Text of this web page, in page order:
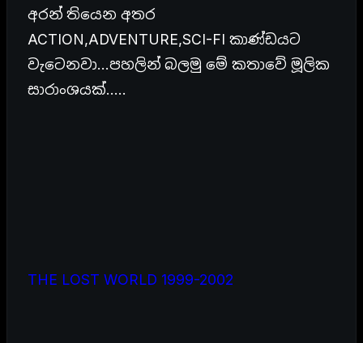
අරන් තියෙන අතර
ACTION,ADVENTURE,SCI-FI කාණ්ඩයට
වැටෙනවා…පහලින් බලමු මේ කතාවේ මූලික
සාරාංශයක්…..
THE LOST WORLD 1999-2002